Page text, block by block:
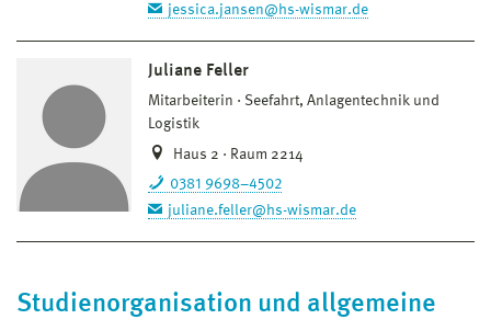
jessica.jansen@hs-wismar.de
Juliane Feller
Mitarbeiterin
Seefahrt, Anlagentechnik und
Logistik
Haus 2 · Raum 2214
0381 9698–4502
juliane.feller@hs-wismar.de
Studienorganisation und allgemeine